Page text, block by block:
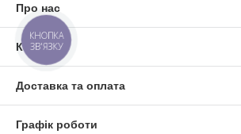
Про нас
Контакти
Доставка та оплата
Графік роботи
КНОПКА
ЗВ'ЯЗКУ